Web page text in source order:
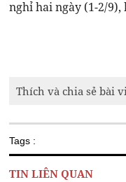
nghỉ hai ngày (1-2/9),
Thích và chia sẻ bài
Tags :
TIN LIÊN QUAN